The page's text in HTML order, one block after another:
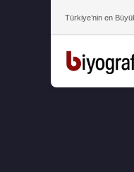
Türkiye’nin en